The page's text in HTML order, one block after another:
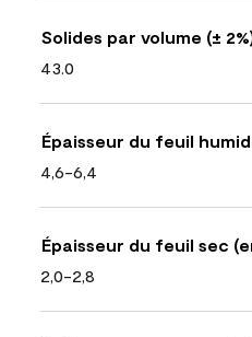
Solides par volume (±
43.0
Épaisseur du feuil
4,6-6,4
Épaisseur du feuil sec
2,0-2,8